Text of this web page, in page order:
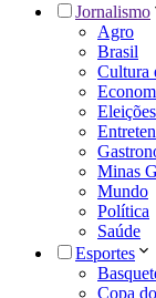
Jornalismo
Agro
Brasil
Cultura
Minas
Mundo
Política
Saúde
Esportes
Copa